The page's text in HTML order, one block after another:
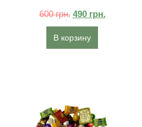
600грн. 490 грн.
В корзину